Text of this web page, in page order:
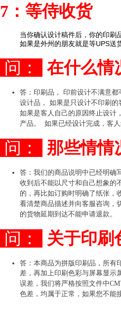
7 ： 等侍收货
当你确认设计稿件后，你的印刷
如果是外州的朋友就是等UPS送
问： 在什么情
答：印刷品， 印前设计不满意
设计品， 如果是只设计不印刷
如果是客人自己的原因终止设计
产品。 如果已经设计完成，客
问： 那些情情
答：我们的商品说明中已经明确
收到后不能以尺寸和自己想象的
的，再比如订购时明确了纸张，
看清楚商品描述并向客服咨询，
的货物延期到达不能申请退款。
问： 关于印刷
答： 本商品为拼版印刷品，所有
差，再加上印刷色彩与屏幕显示
误差，我们将严格按照文件中
色差，均属于正常，如果您不能